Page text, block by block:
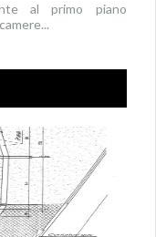
al primo piano